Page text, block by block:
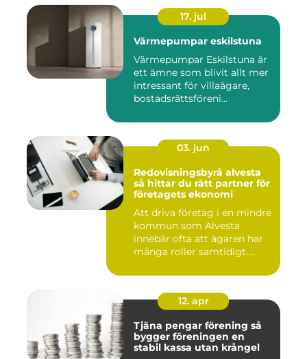
17. jul
Värmepumpar eskilstuna
Värmepumpar Eskilstuna är
ett ämne som blivit allt mer
intressant för villaägare,
bostadsrättsföreni...
03. jun
Redovisningsbyrå alvesta
så hittar du rätt partner för
företagets ekonomi
Att driva företag i en mindre
kommun som Alvesta
innebär ofta att ägaren har
många roller samtidigt....
12. apr
Tjäna pengar förening så
bygger föreningen en
stabil kassa utan krångel